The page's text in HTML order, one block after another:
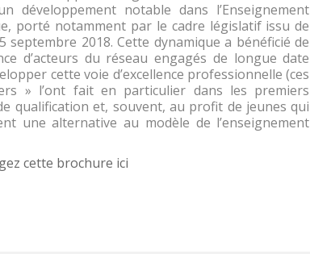
développement notable dans l’Enseignement
porté notamment par le cadre législatif issu de
septembre 2018. Cette dynamique a bénéficié de
d’acteurs du réseau engagés de longue date
cette voie d’excellence professionnelle (ces
» l’ont fait en particulier dans les premiers
qualification et, souvent, au profit de jeunes qui
une alternative au modèle de l’enseignement
cette brochure ici